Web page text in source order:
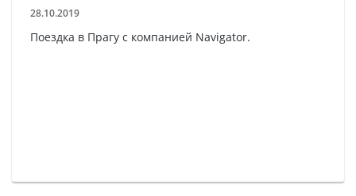
28.10.2019
Поездка в Прагу с компанией Navigator.